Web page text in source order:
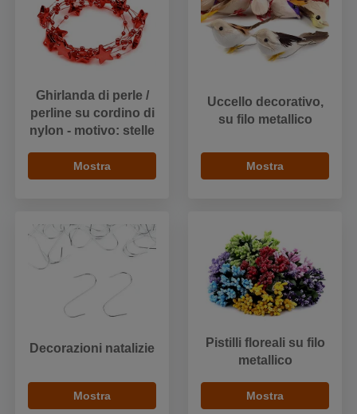
Ghirlanda di perle /
perline su cordino di
nylon - motivo: stelle
Mostra
Uccello decorativo,
su filo metallico
Mostra
Decorazioni natalizie
Mostra
Pistilli floreali su filo
metallico
Mostra